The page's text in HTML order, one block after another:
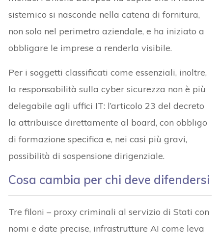
sistemico si nasconde nella catena di fornitura,
non solo nel perimetro aziendale, e ha iniziato a
obbligare le imprese a renderla visibile.
Per i soggetti classificati come essenziali, inoltre,
la responsabilità sulla cyber sicurezza non è più
delegabile agli uffici IT: l’articolo 23 del decreto
la attribuisce direttamente al board, con obbligo
di formazione specifica e, nei casi più gravi,
possibilità di sospensione dirigenziale.
Cosa cambia per chi deve difendersi
Tre filoni – proxy criminali al servizio di Stati con
nomi e date precise, infrastrutture AI come leva